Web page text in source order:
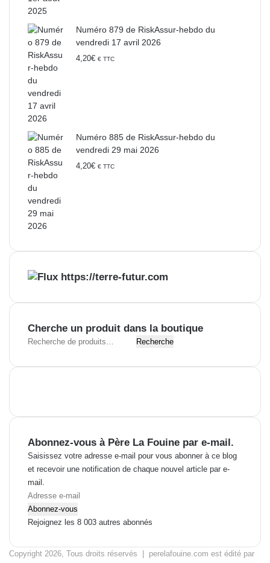
Numéro 879 de RiskAssur-hebdo du
vendredi 17 avril 2026
4,20€ € TTC
Numéro 885 de RiskAssur-hebdo du
vendredi 29 mai 2026
4,20€ € TTC
https://terre-futur.com
Cherche un produit dans la boutique
R
c
c
e
p
o
u
r
:
Recherche
Abonnez-vous à Père La Fouine par e-mail.
Saisissez votre adresse e-mail pour vous abonner à ce blog
et recevoir une notification de chaque nouvel article par e-
mail.
A
d
r
s
Abonnez-vous
Rejoignez les 8 003 autres abonnés
Copyright 2026, Tous droits réservés | perelafouine.com est édité par